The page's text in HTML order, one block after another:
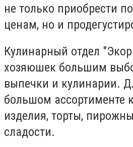
не только приобрести
ценам, но и
Кулинарный отдел
хозяюшек большим
выпечки и кулинарии.
большом ассортименте
изделия, торты,
сладости.